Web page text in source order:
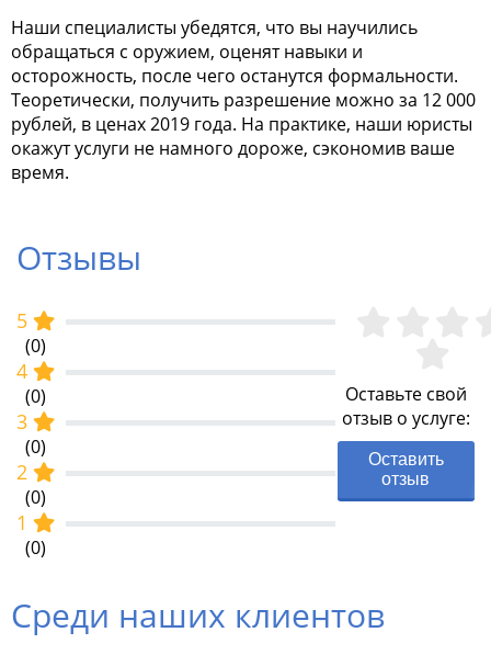
Наши специалисты убедятся, что вы научились
обращаться с оружием, оценят навыки и
осторожность, после чего останутся формальности.
Теоретически, получить разрешение можно за 12 000
рублей, в ценах 2019 года. На практике, наши юристы
окажут услуги не намного дороже, сэкономив ваше
время.
Отзывы
5
(0)
4
(0)
3
(0)
2
(0)
1
(0)
Оставьте свой
отзыв о услуге:
Оставить
отзыв
Среди наших клиентов